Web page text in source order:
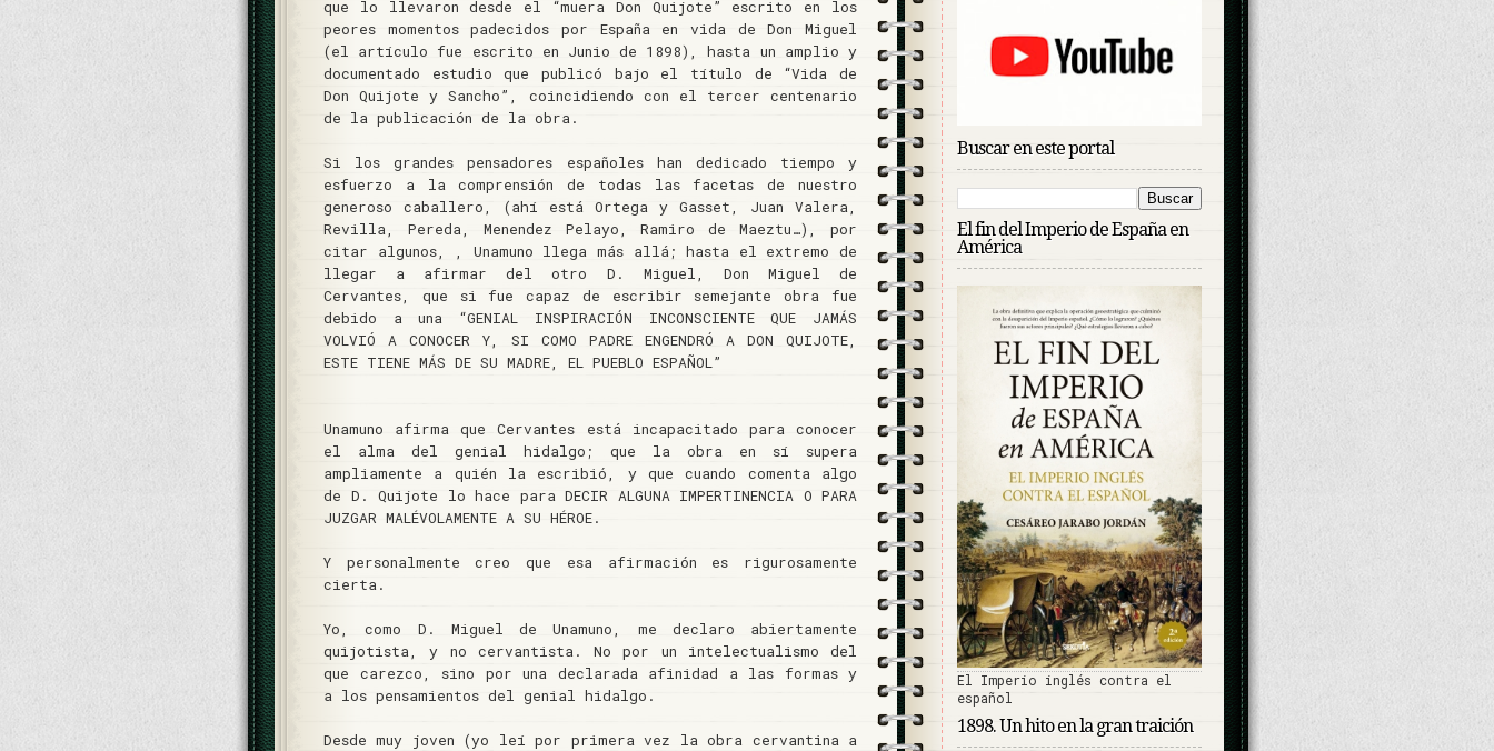
que lo llevaron desde el “muera Don Quijote” escrito en los
peores momentos padecidos por España en vida de Don Miguel
(el artículo fue escrito en Junio de 1898), hasta un amplio y
documentado estudio que publicó bajo el título de “Vida de
Don Quijote y Sancho”, coincidiendo con el tercer centenario
de la publicación de la obra.
Si los grandes pensadores españoles han dedicado tiempo y
esfuerzo a la comprensión de todas las facetas de nuestro
generoso caballero, (ahí está Ortega y Gasset, Juan Valera,
Revilla, Pereda, Menendez Pelayo, Ramiro de Maeztu…), por
citar algunos, , Unamuno llega más allá; hasta el extremo de
llegar a afirmar del otro D. Miguel, Don Miguel de
Cervantes, que si fue capaz de escribir semejante obra fue
debido a una “GENIAL INSPIRACIÓN INCONSCIENTE QUE JAMÁS
VOLVIÓ A CONOCER Y, SI COMO PADRE ENGENDRÓ A DON QUIJOTE,
ESTE TIENE MÁS DE SU MADRE, EL PUEBLO ESPAÑOL”
Unamuno afirma que Cervantes está incapacitado para conocer
el alma del genial hidalgo; que la obra en sí supera
ampliamente a quién la escribió, y que cuando comenta algo
de D. Quijote lo hace para DECIR ALGUNA IMPERTINENCIA O PARA
JUZGAR MALÉVOLAMENTE A SU HÉROE.
Y personalmente creo que esa afirmación es rigurosamente
cierta.
Yo, como D. Miguel de Unamuno, me declaro abiertamente
quijotista, y no cervantista. No por un intelectualismo del
que carezco, sino por una declarada afinidad a las formas y
a los pensamientos del genial hidalgo.
Desde muy joven (yo leí por primera vez la obra cervantina a
Buscar en este portal
El fin del Imperio de España en
América
El Imperio inglés contra el
español
1898. Un hito en la gran traición